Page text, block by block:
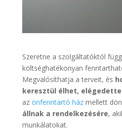
Szeretne a szolgáltatóktól
költséghatékonyan
Megvalósíthatja a terveit, és
keresztül élhet,
az önfenntartó házmellett
állnak a rendelkezésére,
munkálatokat.